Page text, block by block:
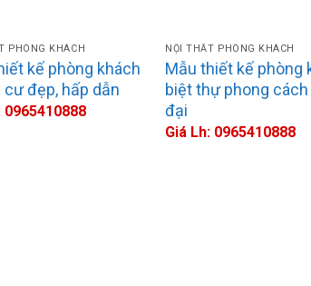
PHÒNG KHÁCH
kế phòng khách
cư đẹp, hấp dẫn
0965410888
NỘI THẤT PHÒNG KHÁCH
Mẫu thiết kế phòng
biệt thự phong cách
đại
Giá Lh: 0965410888